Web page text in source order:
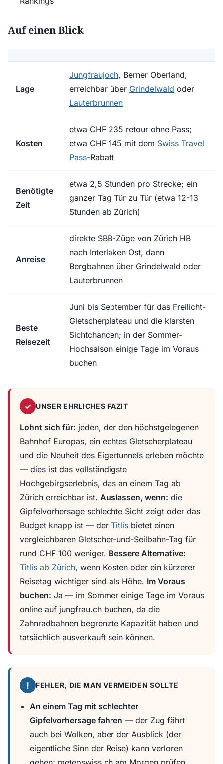
Auf einen Blick
Lage
Jungfraujoch, Berner Oberland,
erreichbar über Grindelwald oder
Lauterbrunnen
Kosten
etwa CHF 235 retour ohne Pass;
etwa CHF 145 mit dem Swiss Travel
Pass-Rabatt
Benötigte
Zeit
etwa 2,5 Stunden pro Strecke; ein
ganzer Tag Tür zu Tür (etwa 12-13
Stunden ab Zürich)
Anreise
direkte SBB-Züge von Zürich HB
nach Interlaken Ost, dann
Bergbahnen über Grindelwald oder
Lauterbrunnen
Beste
Reisezeit
Juni bis September für das Freilicht-
Gletscherplateau und die klarsten
Sichtchancen; in der Sommer-
Hochsaison einige Tage im Voraus
buchen
✓ UNSER EHRLICHES FAZIT
Lohnt sich für: jeden, der den höchstgelegenen
Bahnhof Europas, ein echtes Gletscherplateau
und die Neuheit des Eigertunnels erleben möchte
— dies ist das vollständigste
Hochgebirgserlebnis, das an einem Tag ab
Zürich erreichbar ist. Auslassen, wenn: die
Gipfelvorhersage schlechte Sicht zeigt oder das
Budget knapp ist — der Titlis bietet einen
vergleichbaren Gletscher-und-Seilbahn-Tag für
rund CHF 100 weniger. Bessere Alternative:
Titlis ab Zürich, wenn Kosten oder ein kürzerer
Reisetag wichtiger sind als Höhe. Im Voraus
buchen: Ja — im Sommer einige Tage im Voraus
online auf jungfrau.ch buchen, da die
Zahnradbahnen begrenzte Kapazität haben und
tatsächlich ausverkauft sein können.
! FEHLER, DIE MAN VERMEIDEN SOLLTE
An einem Tag mit schlechter
Gipfelvorhersage fahren — der Zug fährt
auch bei Wolken, aber der Ausblick (der
eigentliche Sinn der Reise) kann verloren
gehen; meteoswiss.ch am Morgen prüfen,